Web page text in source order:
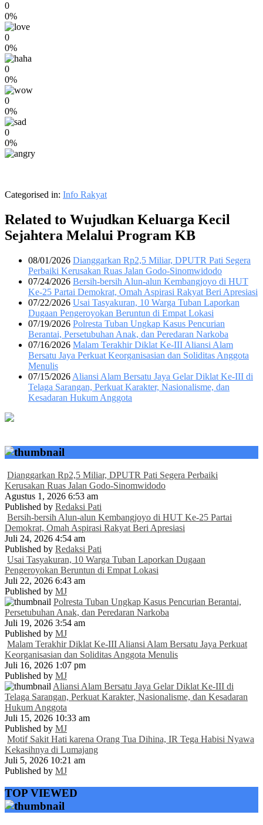
0
0%
0
0%
0
0%
0
0%
0
0%
Categorised in: Info Rakyat
Related to Wujudkan Keluarga Kecil
Sejahtera Melalui Program KB
08/01/2026 Dianggarkan Rp2,5 Miliar, DPUTR Pati Segera
Perbaiki Kerusakan Ruas Jalan Godo-Sinomwidodo
07/24/2026 Bersih-bersih Alun-alun Kembangjoyo di HUT
Ke-25 Partai Demokrat, Omah Aspirasi Rakyat Beri Apresiasi
07/22/2026 Usai Tasyakuran, 10 Warga Tuban Laporkan
Dugaan Pengeroyokan Beruntun di Empat Lokasi
07/19/2026 Polresta Tuban Ungkap Kasus Pencurian
Berantai, Persetubuhan Anak, dan Peredaran Narkoba
07/16/2026 Malam Terakhir Diklat Ke-III Aliansi Alam
Bersatu Jaya Perkuat Keorganisasian dan Soliditas Anggota
Menulis
07/15/2026 Aliansi Alam Bersatu Jaya Gelar Diklat Ke-III di
Telaga Sarangan, Perkuat Karakter, Nasionalisme, dan
Kesadaran Hukum Anggota
Dianggarkan Rp2,5 Miliar, DPUTR Pati Segera Perbaiki
Kerusakan Ruas Jalan Godo-Sinomwidodo
Agustus 1, 2026 6:53 am
Published by Redaksi Pati
Bersih-bersih Alun-alun Kembangjoyo di HUT Ke-25 Partai
Demokrat, Omah Aspirasi Rakyat Beri Apresiasi
Juli 24, 2026 4:54 am
Published by Redaksi Pati
Usai Tasyakuran, 10 Warga Tuban Laporkan Dugaan
Pengeroyokan Beruntun di Empat Lokasi
Juli 22, 2026 6:43 am
Published by MJ
Polresta Tuban Ungkap Kasus Pencurian Berantai,
Persetubuhan Anak, dan Peredaran Narkoba
Juli 19, 2026 3:54 am
Published by MJ
Malam Terakhir Diklat Ke-III Aliansi Alam Bersatu Jaya Perkuat
Keorganisasian dan Soliditas Anggota Menulis
Juli 16, 2026 1:07 pm
Published by MJ
Aliansi Alam Bersatu Jaya Gelar Diklat Ke-III di
Telaga Sarangan, Perkuat Karakter, Nasionalisme, dan Kesadaran
Hukum Anggota
Juli 15, 2026 10:33 am
Published by MJ
Motif Sakit Hati karena Orang Tua Dihina, IR Tega Habisi Nyawa
Kekasihnya di Lumajang
Juli 5, 2026 10:21 am
Published by MJ
TOP VIEWED